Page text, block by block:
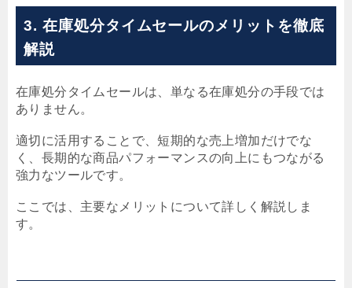
3. 在庫処分タイムセールのメリットを徹底
解説
在庫処分タイムセールは、単なる在庫処分の手段では
ありません。
適切に活用することで、短期的な売上増加だけでな
く、長期的な商品パフォーマンスの向上にもつながる
強力なツールです。
ここでは、主要なメリットについて詳しく解説しま
す。